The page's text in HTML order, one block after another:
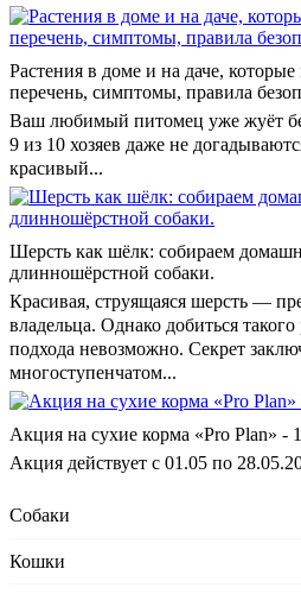
Растения в доме и на даче,
перечень, симптомы, правила
Ваш любимый питомец уже жуёт
9 из 10 хозяев даже не
красивый...
Шерсть как шёлк: собираем
длинношёрстной собаки.
Красивая, струящаяся шерсть —
владельца. Однако добиться такого
подхода невозможно. Секрет
многоступенчатом...
Акция на сухие корма «Pro Plan» -
Акция действует с 01.05 по
Собаки
Кошки